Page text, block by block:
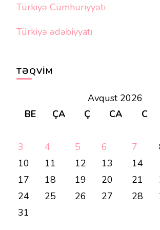
Türkiyə Cümhuriyyəti
Türkiyə ədəbiyyatı
TƏQVIM
Avqust 2026
BE
ÇA Ç CA C
3
4 5 6 7
10
11 12 13 14
17
18 19 20 21
24
25 26 27 28
31